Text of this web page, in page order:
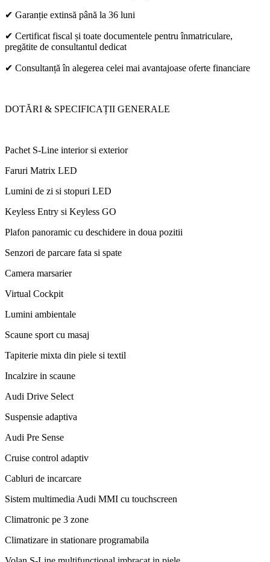
✔ Garanție extinsă până la 36 luni
✔ Certificat fiscal și toate documentele pentru înmatriculare,
pregătite de consultantul dedicat
✔ Consultanță în alegerea celei mai avantajoase oferte financiare
DOTĂRI & SPECIFICAȚII GENERALE
Pachet S-Line interior si exterior
Faruri Matrix LED
Lumini de zi si stopuri LED
Keyless Entry si Keyless GO
Plafon panoramic cu deschidere in doua pozitii
Senzori de parcare fata si spate
Camera marsarier
Virtual Cockpit
Lumini ambientale
Scaune sport cu masaj
Tapiterie mixta din piele si textil
Incalzire in scaune
Audi Drive Select
Suspensie adaptiva
Audi Pre Sense
Cruise control adaptiv
Cabluri de incarcare
Sistem multimedia Audi MMI cu touchscreen
Climatronic pe 3 zone
Climatizare in stationare programabila